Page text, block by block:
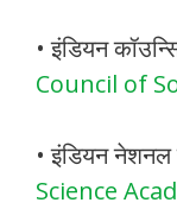
• इंडियन
Council of
• इंडियन
Science